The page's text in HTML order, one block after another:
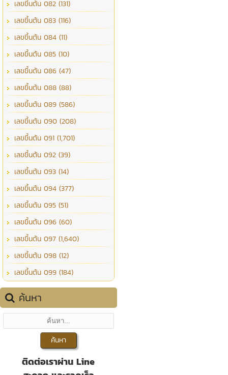
เลขขึ้นต้น 082 (131)
เลขขึ้นต้น 083 (116)
เลขขึ้นต้น 084 (11)
เลขขึ้นต้น 085 (10)
เลขขึ้นต้น 086 (47)
เลขขึ้นต้น 088 (88)
เลขขึ้นต้น 089 (586)
เลขขึ้นต้น 090 (208)
เลขขึ้นต้น 091 (1,701)
เลขขึ้นต้น 092 (39)
เลขขึ้นต้น 093 (14)
เลขขึ้นต้น 094 (377)
เลขขึ้นต้น 095 (51)
เลขขึ้นต้น 096 (60)
เลขขึ้นต้น 097 (1,640)
เลขขึ้นต้น 098 (12)
เลขขึ้นต้น 099 (184)
ค้นหา
ติดต่อเราผ่าน Line